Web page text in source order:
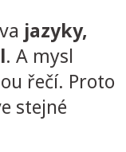
jazyky,
. A mysl
řečí. Proto
stejné